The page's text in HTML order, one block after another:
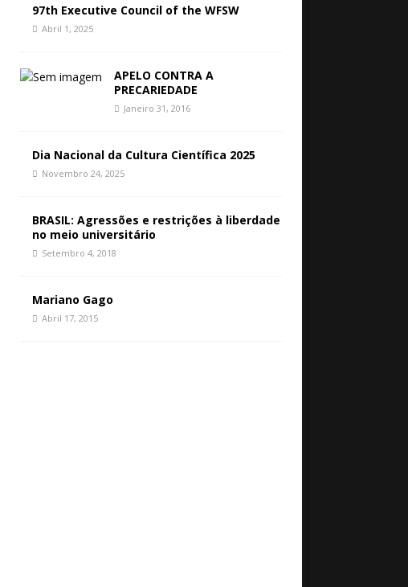
97th Executive Council of the WFSW
Abril 1, 2025
APELO CONTRA A
PRECARIEDADE
Janeiro 31, 2016
Dia Nacional da Cultura Científica 2025
Novembro 24, 2025
BRASIL: Agressões e restrições à liberdade
no meio universitário
Setembro 4, 2018
Mariano Gago
Abril 17, 2015